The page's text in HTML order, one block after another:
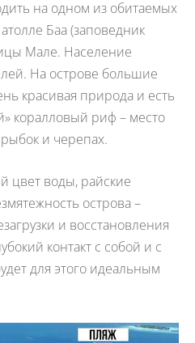
на одном из обитаемых
Баа (заповедник
Мале. Население
На острове большие
красивая природа и есть
коралловый риф – место
и черепах.
цвет воды, райские
острова –
и восстановления
контакт с собой и с
для этого идеальным